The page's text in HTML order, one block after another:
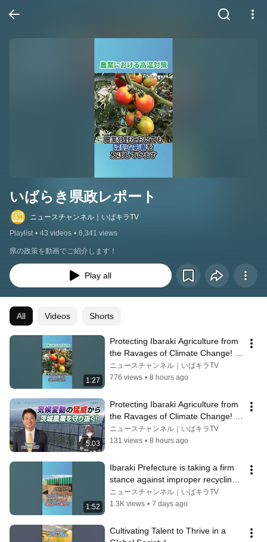
いばらき県政レポート
ニュースチャンネル｜いばキラTV
Playlist • 43 videos • 6,341 views
県の政策を動画でご紹介します！
Play all
All Videos Shorts
1:27
Protecting Ibaraki Agriculture from
the Ravages of Climate Change!
#IbarakiPrefecturalReport #Iba...
ニュースチャンネル｜いばキラTV
776 views • 8 hours ago
5:03
Protecting Ibaraki Agriculture from
the Ravages of Climate Change!
[Ibaraki Prefectural Governmen...
ニュースチャンネル｜いばキラTV
131 views • 8 hours ago
1:52
Ibaraki Prefecture is taking a firm
stance against improper recycling
yards! #IbarakiGovernmentRe...
ニュースチャンネル｜いばキラTV
1.3K views • 7 days ago
Cultivating Talent to Thrive in a